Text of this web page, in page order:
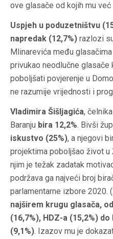
ove glasače od kojih mu
Uspjeh u poduzetništvu
napredak (12,7%) razlozi
Mlinarevića među
privukao neodlučne glasače
poboljšati povjerenje u
ne razumije vrijednosti i
Vladimira Šišljagića,
Baranju bira 12,2%. Bivši
iskustvo (25%), a njegovi
projektima poboljšao život u
njim je težak zadatak
podržava ga najveći broj
parlamentarne izbore 2020.
najširem krugu glasača,
(16,7%), HDZ-a (15,2%)
(9,1%). Izazov mu je